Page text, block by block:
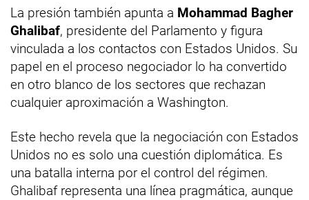
La presión también apunta a Mohammad Bagher
Ghalibaf, presidente del Parlamento y figura
vinculada a los contactos con Estados Unidos. Su
papel en el proceso negociador lo ha convertido
en otro blanco de los sectores que rechazan
cualquier aproximación a Washington.
Este hecho revela que la negociación con Estados
Unidos no es solo una cuestión diplomática. Es
una batalla interna por el control del régimen.
Ghalibaf representa una línea pragmática, aunque